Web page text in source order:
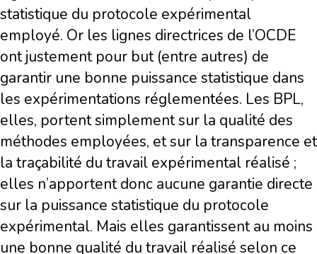
statistique du protocole expérimental
employé. Or les lignes directrices de l’OCDE
ont justement pour but (entre autres) de
garantir une bonne puissance statistique dans
les expérimentations réglementées. Les BPL,
elles, portent simplement sur la qualité des
méthodes employées, et sur la transparence et
la traçabilité du travail expérimental réalisé ;
elles n’apportent donc aucune garantie directe
sur la puissance statistique du protocole
expérimental. Mais elles garantissent au moins
une bonne qualité du travail réalisé selon ce